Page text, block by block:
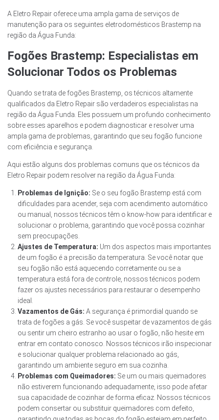
A Eletro Repair oferece uma ampla gama de serviços de
manutenção para os seguintes eletrodomésticos Brastemp na
região da Água Funda:
Fogões Brastemp: Especialistas em
Solucionar Todos os Problemas
Quando se trata de fogões Brastemp, os técnicos altamente
qualificados da Eletro Repair são verdadeiros especialistas na
região da Água Funda. Eles possuem um profundo conhecimento
sobre esses aparelhos e podem diagnosticar e resolver uma
ampla gama de problemas, garantindo que seu fogão funcione
com eficiência e segurança.
Aqui estão alguns dos problemas comuns que os técnicos da
Eletro Repair podem resolver na região da Água Funda:
Problemas de Ignição: Se o seu fogão Brastemp está com
dificuldades para acender, seja com acendimento automático
ou manual, nossos técnicos têm o know-how para identificar e
solucionar o problema, garantindo que você possa cozinhar
sem preocupações.
Ajustes de Temperatura: Um dos aspectos mais importantes
de um fogão é a precisão da temperatura. Se você notar que
seu fogão não está aquecendo corretamente ou se a
temperatura está fora de controle, nossos técnicos podem
fazer os ajustes necessários para restaurar o desempenho
ideal.
Vazamentos de Gás: A segurança é primordial quando se
trata de fogões a gás. Se você suspeitar de vazamentos de gás
ou sentir um cheiro estranho ao usar o fogão, não hesite em
entrar em contato conosco. Nossos técnicos irão inspecionar
e solucionar qualquer problema relacionado ao gás,
garantindo um ambiente seguro em sua cozinha.
Problemas com Queimadores: Se um ou mais queimadores
não estiverem funcionando adequadamente, isso pode afetar
sua capacidade de cozinhar de forma eficaz. Nossos técnicos
podem consertar ou substituir queimadores com defeito,